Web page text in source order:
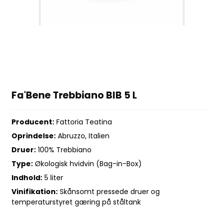
Fa'Bene Trebbiano BIB 5 L
Producent: Fattoria Teatina
Oprindelse: Abruzzo, Italien
Druer: 100% Trebbiano
Type: Økologisk hvidvin (Bag-in-Box)
Indhold: 5 liter
Vinifikation: Skånsomt pressede druer og
temperaturstyret gæring på ståltank